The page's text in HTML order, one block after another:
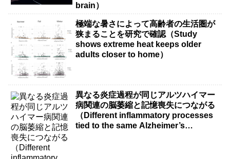
brain）
極端な暑さによって高齢者の生活圏が
狭まることを研究で確認（Study
shows extreme heat keeps older
adults closer to home）
異なる炎症過程が同じアルツハイマー
病関連の脳萎縮と記憶喪失につながる
（Different inflammatory processes
tied to the same Alzheimer’s